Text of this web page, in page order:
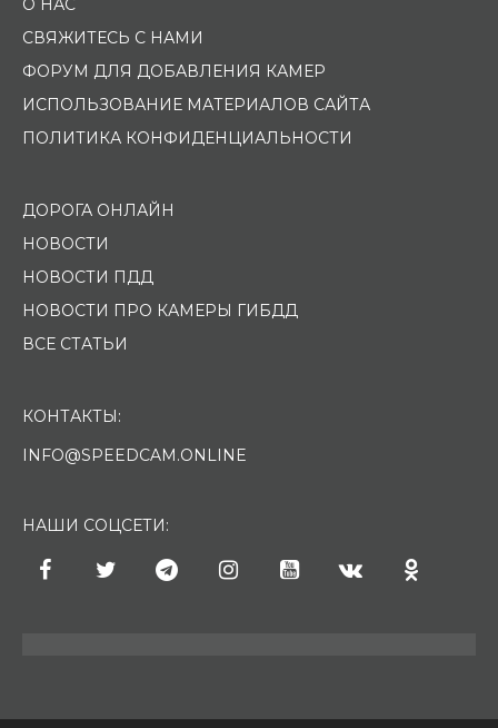
О НАС
СВЯЖИТЕСЬ С НАМИ
ФОРУМ ДЛЯ ДОБАВЛЕНИЯ КАМЕР
ИСПОЛЬЗОВАНИЕ МАТЕРИАЛОВ САЙТА
ПОЛИТИКА КОНФИДЕНЦИАЛЬНОСТИ
ДОРОГА ОНЛАЙН
НОВОСТИ
НОВОСТИ ПДД
НОВОСТИ ПРО КАМЕРЫ ГИБДД
ВСЕ СТАТЬИ
КОНТАКТЫ:
INFO@SPEEDCAM.ONLINE
НАШИ СОЦСЕТИ: